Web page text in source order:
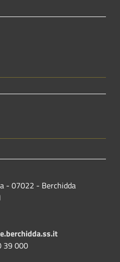
- 07022 - Berchidda
39 000